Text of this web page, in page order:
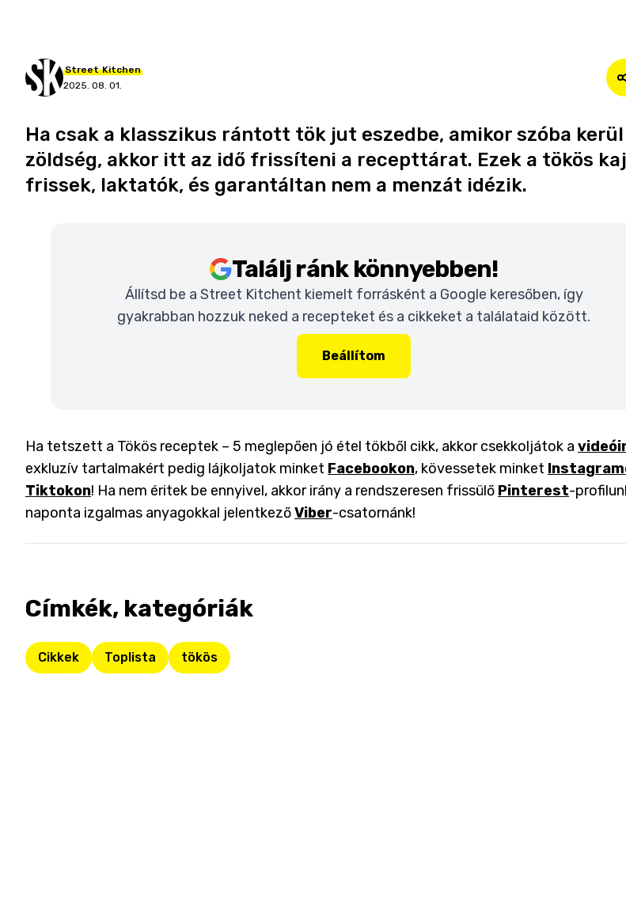
Street Kitchen
2025. 08. 01.
Ha csak a klasszikus rántott tök jut eszedbe, amikor szóba kerül
zöldség, akkor itt az idő frissíteni a recepttárat. Ezek a tökös
frissek, laktatók, és garantáltan nem a menzát idézik.
Találj ránk könnyebben!
Állítsd be a Street Kitchent kiemelt forrásként a Google keresőben, így
gyakrabban hozzuk neked a recepteket és a cikkeket a találataid között.
Beállítom
Ha tetszett a Tökös receptek – 5 meglepően jó étel tökből cikk, akkor csekkoljátok a
exkluzív tartalmakért pedig lájkoljatok minket Facebookon, kövessetek minket
Tiktokon! Ha nem éritek be ennyivel, akkor irány a rendszeresen frissülő Pinterest-
naponta izgalmas anyagokkal jelentkezőViber-csatornánk!
Címkék, kategóriák
Cikkek Toplista tökös